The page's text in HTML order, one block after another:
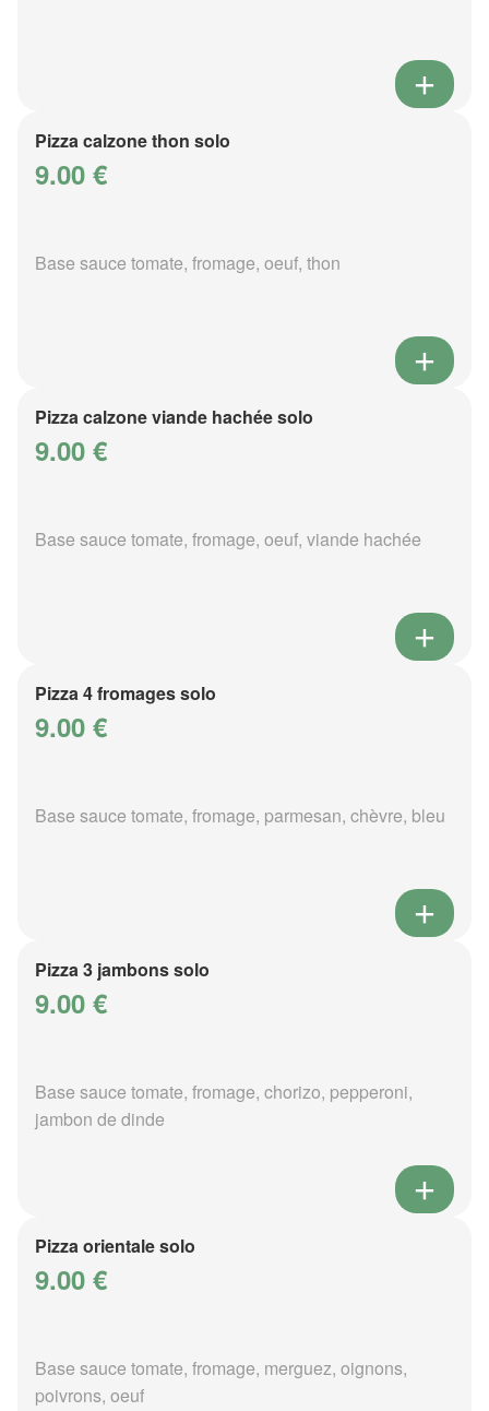
Pizza calzone thon solo
9.00 €
Base sauce tomate, fromage, oeuf, thon
Pizza calzone viande hachée solo
9.00 €
Base sauce tomate, fromage, oeuf, viande hachée
Pizza 4 fromages solo
9.00 €
Base sauce tomate, fromage, parmesan, chèvre, bleu
Pizza 3 jambons solo
9.00 €
Base sauce tomate, fromage, chorizo, pepperoni,
jambon de dinde
Pizza orientale solo
9.00 €
Base sauce tomate, fromage, merguez, oignons,
poivrons, oeuf